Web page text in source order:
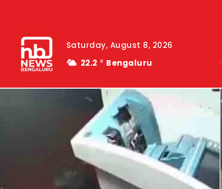
Saturday, August 8, 2026
22.2 C Bengaluru